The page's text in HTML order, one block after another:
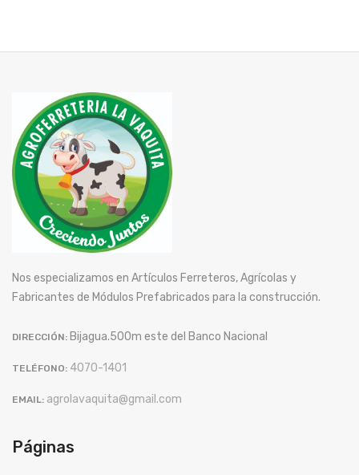
Nos especializamos en Artículos Ferreteros, Agrícolas y
Fabricantes de Módulos Prefabricados para la construcción.
DIRECCIÓN: Bijagua.500m este del Banco Nacional
TELÉFONO: 4070-1401
EMAIL: agrolavaquita@gmail.com
Páginas